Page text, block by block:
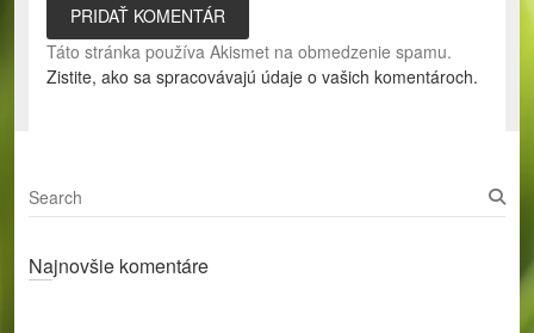
Táto stránka používa Akismet na obmedzenie spamu.
Zistite, ako sa spracovávajú údaje o vašich komentároch.
S
e
rNajnovšie komentáre